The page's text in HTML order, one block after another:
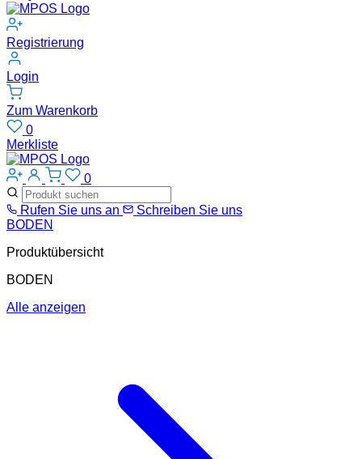
Registrierung
Login
Zum Warenkorb
0
Merkliste
0
Rufen Sie uns an
Schreiben Sie uns
BODEN
Produktübersicht
BODEN
Alle anzeigen